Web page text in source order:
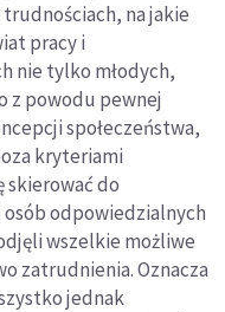
na jakie
pracy i
nie tylko młodych,
z powodu pewnej
społeczeństwa,
kryteriami
skierować do
odpowiedzialnych
wszelkie możliwe
zatrudnienia. Oznacza
jednak